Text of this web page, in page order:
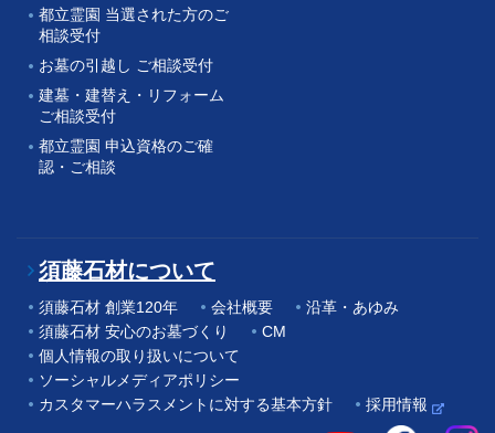
都立霊園 当選された方のご
相談受付
お墓の引越し ご相談受付
建墓・建替え・リフォーム
ご相談受付
都立霊園 申込資格のご確
認・ご相談
須藤石材について
須藤石材 創業120年 会社概要
沿革・あゆみ
須藤石材 安心のお墓づくり
CM
個人情報の取り扱いについて
ソーシャルメディアポリシー
カスタマーハラスメントに対する基本方針
採用情報